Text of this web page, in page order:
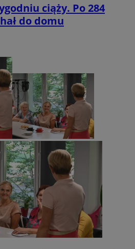
ciąży. Po 284
do domu